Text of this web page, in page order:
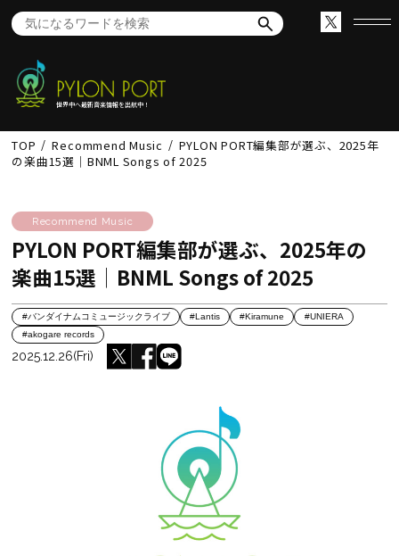
世界中へ最新音楽情報を出航中！
TOP Recommend Music
PYLON PORT編集部が選ぶ、2025年
の楽曲15選│BNML Songs of 2025
Recommend Music
PYLON PORT編集部が選ぶ、2025年の
楽曲15選│BNML Songs of 2025
#バンダイナムコミュージックライブ #Lantis #Kiramune
#UNIERA
#akogare records
2025.12.26(Fri)